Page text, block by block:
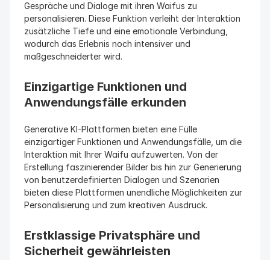
Gespräche und Dialoge mit ihren Waifus zu
personalisieren. Diese Funktion verleiht der Interaktion
zusätzliche Tiefe und eine emotionale Verbindung,
wodurch das Erlebnis noch intensiver und
maßgeschneiderter wird.
Einzigartige Funktionen und
Anwendungsfälle erkunden
Generative KI-Plattformen bieten eine Fülle
einzigartiger Funktionen und Anwendungsfälle, um die
Interaktion mit Ihrer Waifu aufzuwerten. Von der
Erstellung faszinierender Bilder bis hin zur Generierung
von benutzerdefinierten Dialogen und Szenarien
bieten diese Plattformen unendliche Möglichkeiten zur
Personalisierung und zum kreativen Ausdruck.
Erstklassige Privatsphäre und
Sicherheit gewährleisten